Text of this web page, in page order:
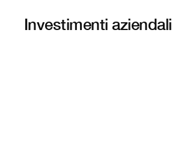
Investimenti aziendali